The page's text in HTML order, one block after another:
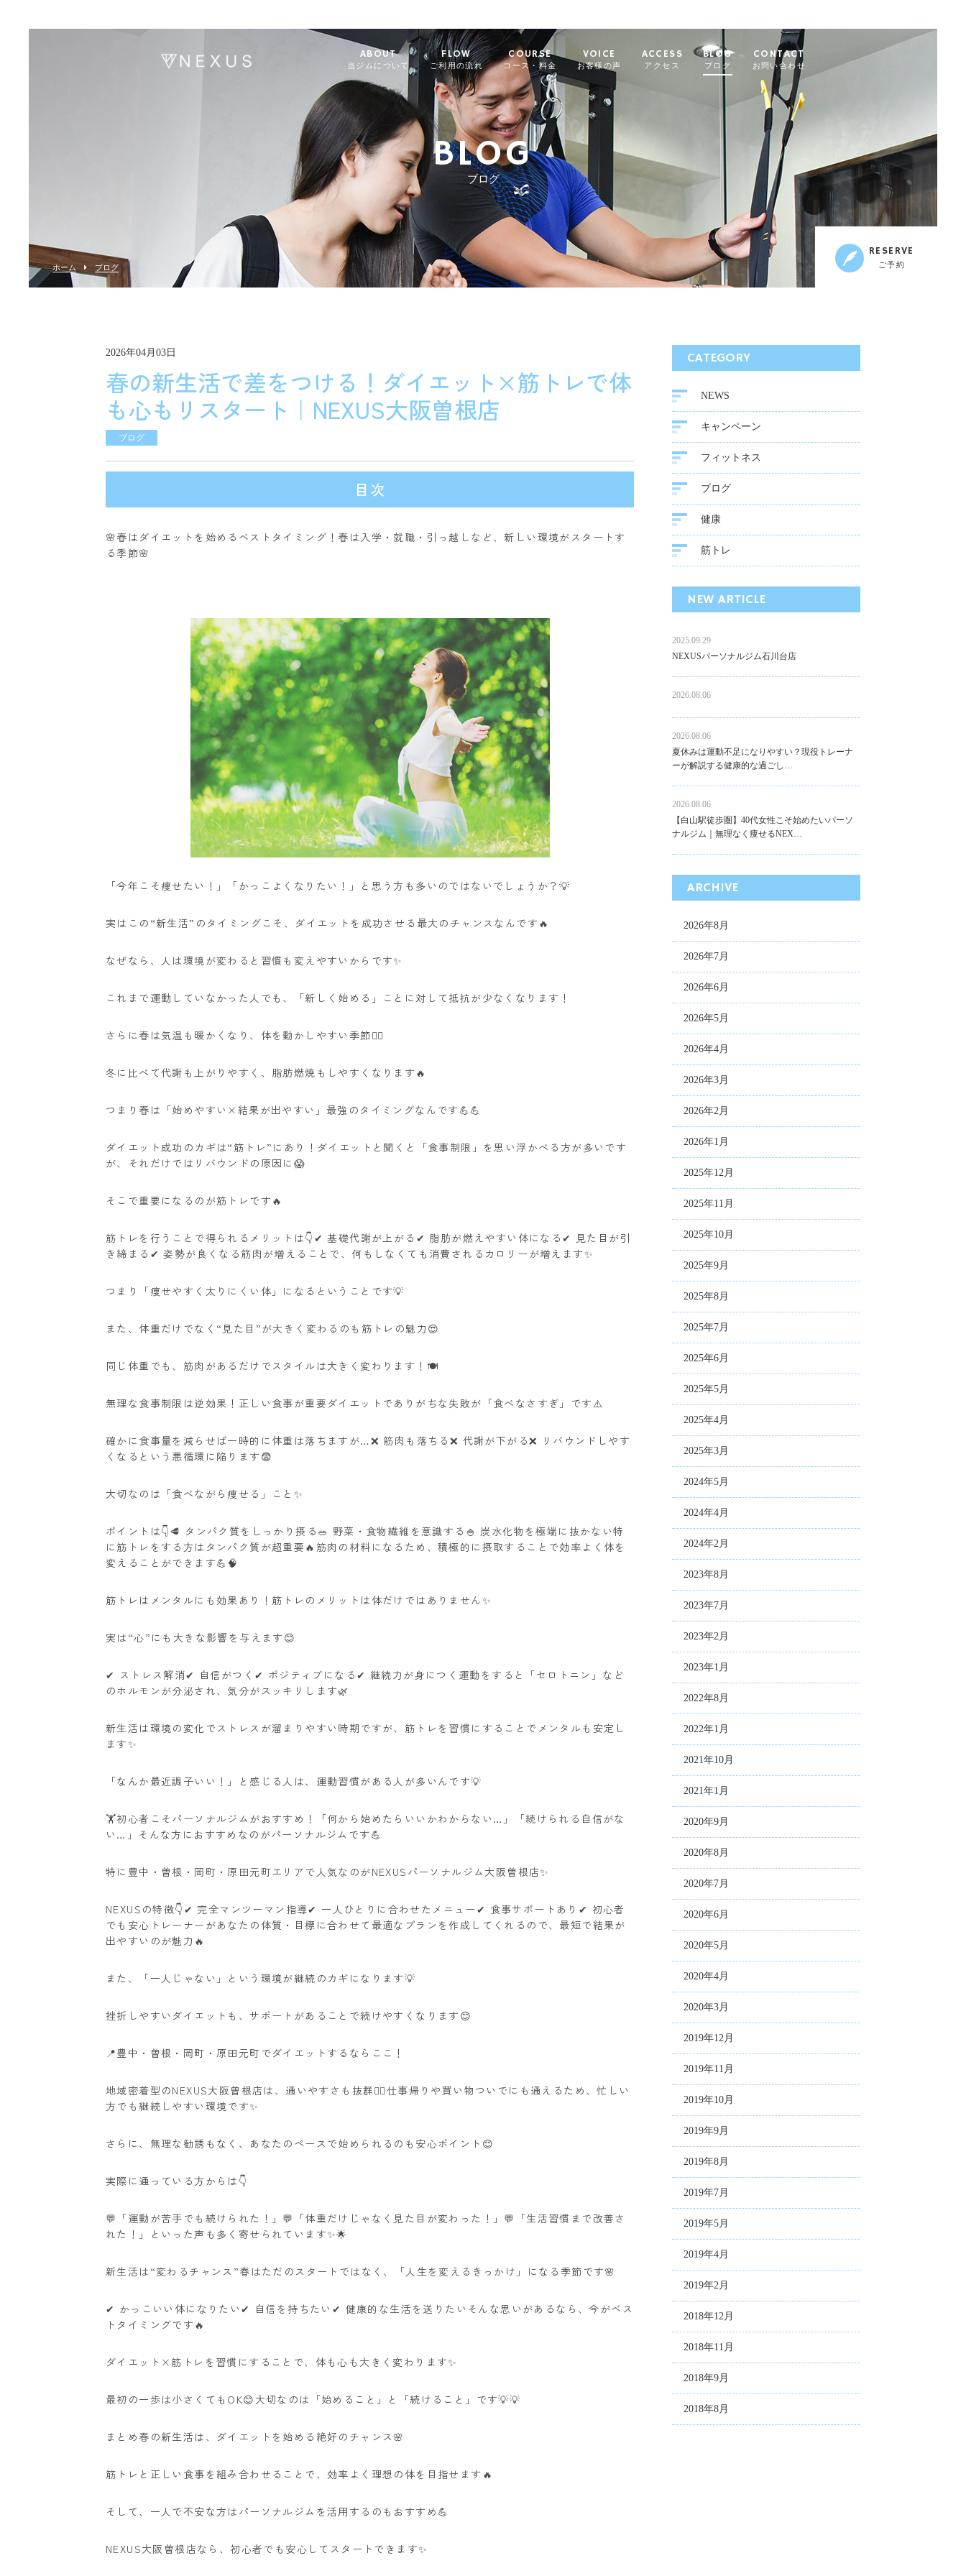
ABOUT
当ジムについて
FLOW
ご利用の流れ
COURSE
コース・料金
VOICE
お客様の声
ACCESS
アクセス
BLOG
ブログ
CONTACT
お問い合わせ
BLOG
ブログ
ホーム ブログ
RESERVE
ご予約
2026年04月03日
春の新生活で差をつける！ダイエット×筋トレで体
も心もリスタート｜NEXUS大阪曽根店
ブログ
目次
🌸春はダイエットを始めるベストタイミング！春は入学・就職・引っ越しなど、新しい環境がスタートす
る季節🌸
「今年こそ痩せたい！」「かっこよくなりたい！」と思う方も多いのではないでしょうか？💡
実はこの“新生活”のタイミングこそ、ダイエットを成功させる最大のチャンスなんです🔥
なぜなら、人は環境が変わると習慣も変えやすいからです✨
これまで運動していなかった人でも、「新しく始める」ことに対して抵抗が少なくなります！
さらに春は気温も暖かくなり、体を動かしやすい季節🏃‍♂️
冬に比べて代謝も上がりやすく、脂肪燃焼もしやすくなります🔥
つまり春は「始めやすい×結果が出やすい」最強のタイミングなんです💪💪
ダイエット成功のカギは“筋トレ”にあり！ダイエットと聞くと「食事制限」を思い浮かべる方が多いです
が、それだけではリバウンドの原因に😱
そこで重要になるのが筋トレです🔥
筋トレを行うことで得られるメリットは👇✔ 基礎代謝が上がる✔ 脂肪が燃えやすい体になる✔ 見た目が引
き締まる✔ 姿勢が良くなる筋肉が増えることで、何もしなくても消費されるカロリーが増えます✨
つまり「痩せやすく太りにくい体」になるということです💡
また、体重だけでなく“見た目”が大きく変わるのも筋トレの魅力😍
同じ体重でも、筋肉があるだけでスタイルは大きく変わります！🍽️
無理な食事制限は逆効果！正しい食事が重要ダイエットでありがちな失敗が「食べなさすぎ」です⚠️
確かに食事量を減らせば一時的に体重は落ちますが…❌ 筋肉も落ちる❌ 代謝が下がる❌ リバウンドしやす
くなるという悪循環に陥ります😨
大切なのは「食べながら痩せる」こと✨
ポイントは👇🥩 タンパク質をしっかり摂る🥗 野菜・食物繊維を意識する🍚 炭水化物を極端に抜かない特
に筋トレをする方はタンパク質が超重要🔥筋肉の材料になるため、積極的に摂取することで効率よく体を
変えることができます💪🧠
筋トレはメンタルにも効果あり！筋トレのメリットは体だけではありません✨
実は“心”にも大きな影響を与えます😊
✔ ストレス解消✔ 自信がつく✔ ポジティブになる✔ 継続力が身につく運動をすると「セロトニン」など
のホルモンが分泌され、気分がスッキリします🌿
新生活は環境の変化でストレスが溜まりやすい時期ですが、筋トレを習慣にすることでメンタルも安定し
ます✨
「なんか最近調子いい！」と感じる人は、運動習慣がある人が多いんです💡
🏋️初心者こそパーソナルジムがおすすめ！「何から始めたらいいかわからない…」「続けられる自信がな
い…」そんな方におすすめなのがパーソナルジムです💪
特に豊中・曽根・岡町・原田元町エリアで人気なのがNEXUSパーソナルジム大阪曽根店✨
NEXUSの特徴👇✔ 完全マンツーマン指導✔ 一人ひとりに合わせたメニュー✔ 食事サポートあり✔ 初心者
でも安心トレーナーがあなたの体質・目標に合わせて最適なプランを作成してくれるので、最短で結果が
出やすいのが魅力🔥
また、「一人じゃない」という環境が継続のカギになります💡
挫折しやすいダイエットも、サポートがあることで続けやすくなります😊
📍豊中・曽根・岡町・原田元町でダイエットするならここ！
地域密着型のNEXUS大阪曽根店は、通いやすさも抜群🚶‍♂️仕事帰りや買い物ついでにも通えるため、忙しい
方でも継続しやすい環境です✨
さらに、無理な勧誘もなく、あなたのペースで始められるのも安心ポイント😊
実際に通っている方からは👇
💬「運動が苦手でも続けられた！」💬「体重だけじゃなく見た目が変わった！」💬「生活習慣まで改善さ
れた！」といった声も多く寄せられています✨🌟
新生活は“変わるチャンス”春はただのスタートではなく、「人生を変えるきっかけ」になる季節です🌸
✔ かっこいい体になりたい✔ 自信を持ちたい✔ 健康的な生活を送りたいそんな思いがあるなら、今がベス
トタイミングです🔥
ダイエット×筋トレを習慣にすることで、体も心も大きく変わります✨
最初の一歩は小さくてもOK😊大切なのは「始めること」と「続けること」です💡💡
まとめ春の新生活は、ダイエットを始める絶好のチャンス🌸
筋トレと正しい食事を組み合わせることで、効率よく理想の体を目指せます🔥
そして、一人で不安な方はパーソナルジムを活用するのもおすすめ💪
NEXUS大阪曽根店なら、初心者でも安心してスタートできます✨
CATEGORY
NEWS
キャンペーン
フィットネス
ブログ
健康
筋トレ
NEW ARTICLE
2025.09.29
NEXUSパーソナルジム石川台店
2026.08.06
2026.08.06
夏休みは運動不足になりやすい？現役トレーナ
ーが解説する健康的な過ごし…
2026.08.06
【白山駅徒歩圏】40代女性こそ始めたいパーソ
ナルジム｜無理なく痩せるNEX…
ARCHIVE
2026年8月
2026年7月
2026年6月
2026年5月
2026年4月
2026年3月
2026年2月
2026年1月
2025年12月
2025年11月
2025年10月
2025年9月
2025年8月
2025年7月
2025年6月
2025年5月
2025年4月
2025年3月
2024年5月
2024年4月
2024年2月
2023年8月
2023年7月
2023年2月
2023年1月
2022年8月
2022年1月
2021年10月
2021年1月
2020年9月
2020年8月
2020年7月
2020年6月
2020年5月
2020年4月
2020年3月
2019年12月
2019年11月
2019年10月
2019年9月
2019年8月
2019年7月
2019年5月
2019年4月
2019年2月
2018年12月
2018年11月
2018年9月
2018年8月